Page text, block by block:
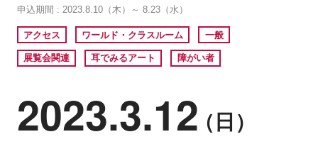
申込期間 : 2023.8.10（木）～ 8.23（水）
アクセス ワールド・クラスルーム 一般
展覧会関連 耳でみるアート 障がい者
2023.3.12（日）